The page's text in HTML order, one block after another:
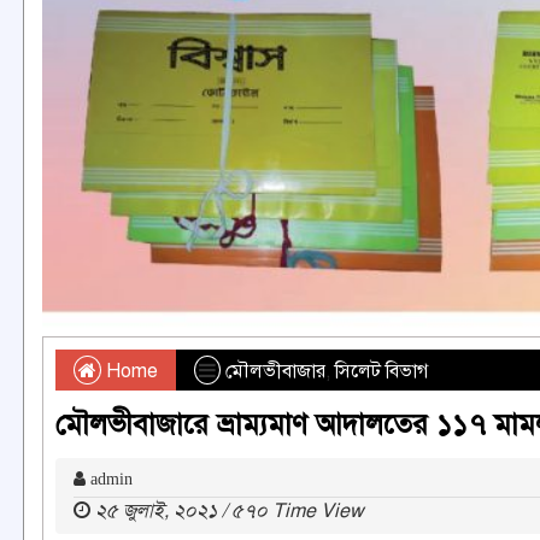
Home মৌলভীবাজার,সিলেট বিভাগ
মৌলভীবাজারে ভ্রাম্যমাণ আদালতের ১১৭
admin
২৫ জুলাই, ২০২১ / ৫৭০ Time View